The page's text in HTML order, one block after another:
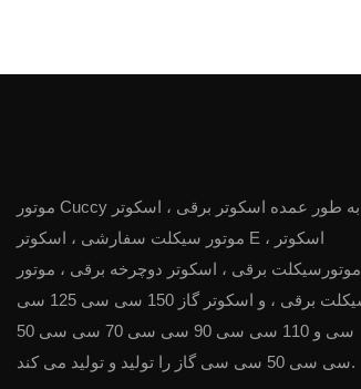
موتور Cuccy به طور عمده اسکوتر برقی ، اسکوتر
موتور سیکلت سفارشی ، اسکوتر E ، اسکوتر
موتورسیکلت برقی ، اسکوتر دوچرخه برقی ، موتور
سیکلت برقی ، و اسکوتر گاز 150 سی سی 125 سی
سی و 110 سی سی 90 سی سی 70 سی سی 50
سی سی 50 سی سی گاز را تولید و تولید می کند.